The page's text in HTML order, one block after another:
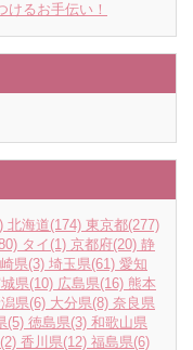
るお手伝い！
北海道(174) 東京都(277)
タイ (1) 京都府(20) 静
県(3) 埼玉県(61) 愛知
県(10) 広島県(16) 熊本
県(6) 大分県(8) 奈良県
(5) 徳島県(3) 和歌山県
(2) 香川県(12) 福島県(6)